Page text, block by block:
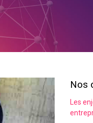
Nos
Les